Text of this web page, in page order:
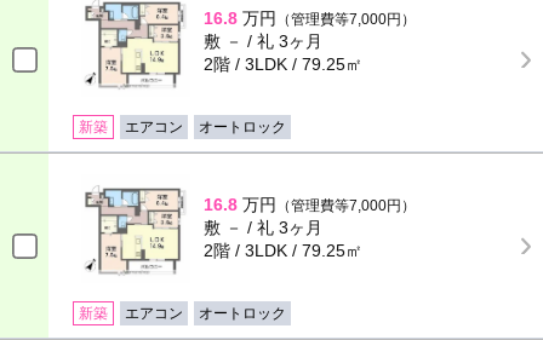
16.8 万円 （管理費等7,000円）
敷 － / 礼 3ヶ月
2階 / 3LDK / 79.25㎡
新築 エアコン オートロック
16.8 万円 （管理費等7,000円）
敷 － / 礼 3ヶ月
2階 / 3LDK / 79.25㎡
新築 エアコン オートロック